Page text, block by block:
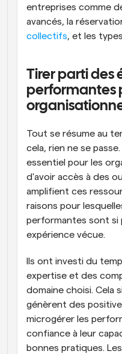
entreprises comme
avancés, la
collectifs, et les
Tirer parti des
performantes
Tout se résume au
cela, rien ne se
essentiel pour les
d'avoir accès à des
amplifient ces
raisons pour
performantes sont si
expérience vécue.
Ils ont investi du
expertise et des
domaine choisi. Cela
génèrent des
microgérer les
confiance à leur
bonnes pratiques.